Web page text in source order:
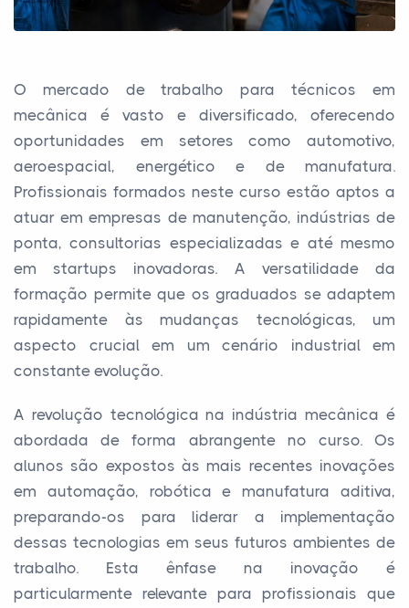
O mercado de trabalho para técnicos em
mecânica é vasto e diversificado, oferecendo
oportunidades em setores como automotivo,
aeroespacial, energético e de manufatura.
Profissionais formados neste curso estão aptos a
atuar em empresas de manutenção, indústrias de
ponta, consultorias especializadas e até mesmo
em startups inovadoras. A versatilidade da
formação permite que os graduados se adaptem
rapidamente às mudanças tecnológicas, um
aspecto crucial em um cenário industrial em
constante evolução.
A revolução tecnológica na indústria mecânica é
abordada de forma abrangente no curso. Os
alunos são expostos às mais recentes inovações
em automação, robótica e manufatura aditiva,
preparando-os para liderar a implementação
dessas tecnologias em seus futuros ambientes de
trabalho. Esta ênfase na inovação é
particularmente relevante para profissionais que